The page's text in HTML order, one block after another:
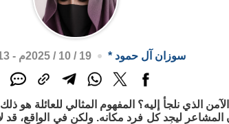
سوزان آل حمود * 19 / 10 / 2025م - 11:13 ص
الذي نلجأ إليه؟ المفهوم المثالي للعائلة هو
ليجد كل فرد مكانه. ولكن في الواقع، قد